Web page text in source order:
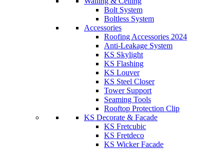
Bolt System
Boltless System
Accessories
Roofing Accessories 2024
Anti-Leakage System
KS Skylight
KS Flashing
KS Louver
KS Steel Closer
Tower Support
Seaming Tools
Rooftop Protection Clip
KS Decorate & Facade
KS Fretcubic
KS Fretdeco
KS Wicker Facade